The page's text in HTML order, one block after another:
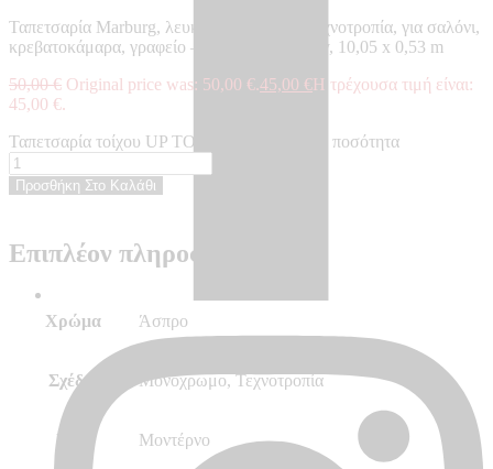
Ταπετσαρία Marburg, λευκή, μονόχρωμη, τεχνοτροπία, για σαλόνι,
κρεβατοκάμαρα, γραφείο – Made in Germany, 10,05 x 0,53 m
50,00€ Original price was: 50,00 €.45,00 €Η τρέχουσα τιμή είναι:
45,00 €.
Ταπετσαρία τοίχου UP TO DATE - UP34823 ποσότητα
Προσθήκη Στο Καλάθι
Επιπλέον πληροφορίες
Χρώμα Άσπρο
Σχέδιο Μονόχρωμο, Τεχνοτροπία
Στυλ Μοντέρνο